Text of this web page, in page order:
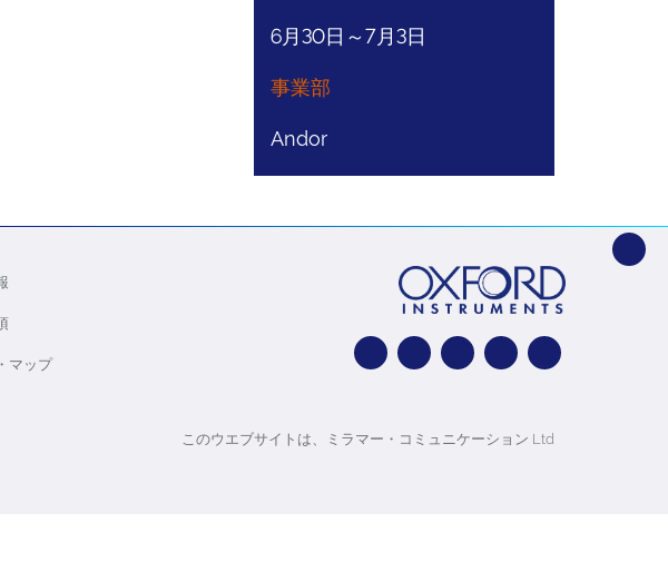
6月30日～7月3日
事業部
Andor
マップ
このウエブサイトは、ミラマー・コミュニケーション Ltd